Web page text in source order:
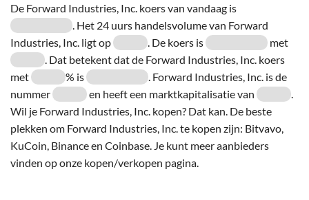
De Forward Industries, Inc. koers van vandaag is
. Het 24 uurs handelsvolume van Forward
Industries, Inc. ligt op
. De koers is
met
. Dat betekent dat de Forward Industries, Inc. koers
met
% is
. Forward Industries, Inc. is de
nummer
en heeft een marktkapitalisatie van
.
Wil je Forward Industries, Inc. kopen? Dat kan. De beste
plekken om Forward Industries, Inc. te kopen zijn: Bitvavo,
KuCoin, Binance en Coinbase. Je kunt meer aanbieders
vinden op onze kopen/verkopen pagina.